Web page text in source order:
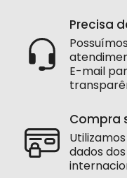
Precisa
E-mail
Compra
dados